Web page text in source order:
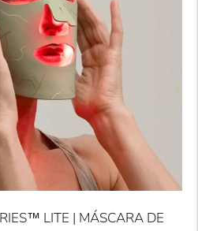
LITE | MÁSCARA DE